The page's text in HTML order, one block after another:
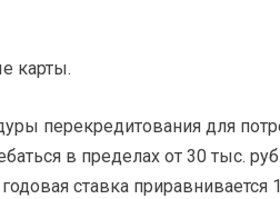
карты.
перекредитования для
в пределах от 30 тыс.
ставка